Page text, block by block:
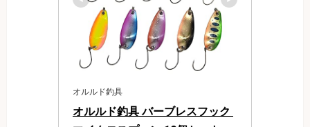
オルルド釣具
オルルド釣具 バーブレスフック